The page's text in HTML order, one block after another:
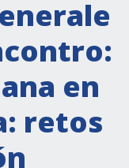
e Caraibi
en
retos